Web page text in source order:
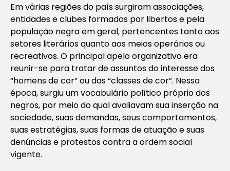
Em várias regiões do país surgiram associações,
entidades e clubes formados por libertos e pela
população negra em geral, pertencentes tanto aos
setores literários quanto aos meios operários ou
recreativos. O principal apelo organizativo era
reunir-se para tratar de assuntos do interesse dos
“homens de cor” ou das “classes de cor”. Nessa
época, surgiu um vocabulário político próprio dos
negros, por meio do qual avaliavam sua inserção na
sociedade, suas demandas, seus comportamentos,
suas estratégias, suas formas de atuação e suas
denúncias e protestos contra a ordem social
vigente.